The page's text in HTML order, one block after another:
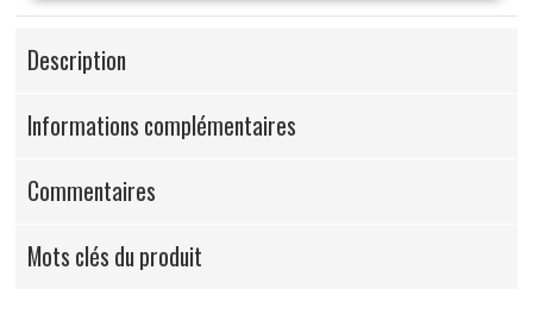
Description
Informations complémentaires
Commentaires
Mots clés du produit